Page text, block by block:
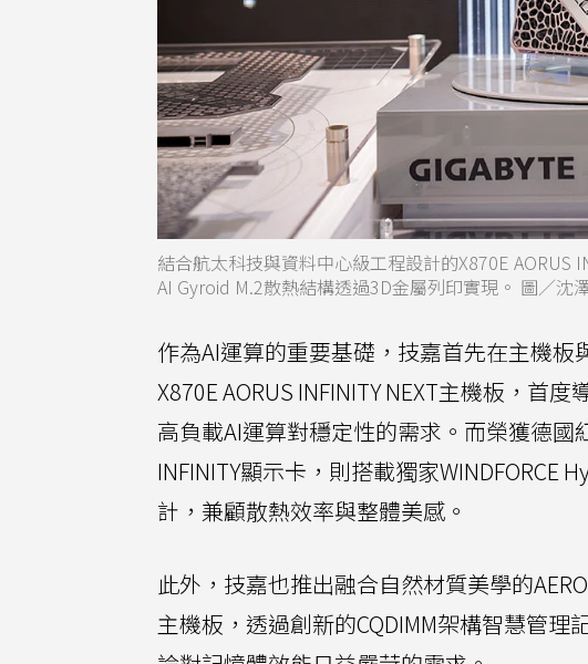
結合航太科技與資料中心級工程設計的X870E
AI Gyroid M.2散熱結構透過3D金屬列印實現。 圖／沈
作為AI運算的重要基礎，技嘉首先在主機
X870E AORUS INFINITY NEXT主機板，首
高負載AI運算對穩定性的需求。而榮獲德國
INFINITY顯示卡，則搭載獨家WINDFORCE
計，兼顧散熱效率與整體美感。
此外，技嘉也推出融合自然材質美學的
主機板，透過創新的CQDIMM架構智慧管